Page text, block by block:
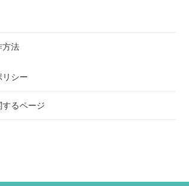
方法
リシー
るページ